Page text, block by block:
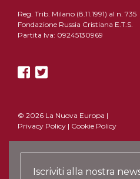
Reg. Trib. Milano (8.11.1991) al n. 735
Fondazione Russia Cristiana E.T.S.
Partita Iva: 09245130969
© 2026 La Nuova Europa |
Privacy Policy | Cookie Policy
Iscriviti alla nostra